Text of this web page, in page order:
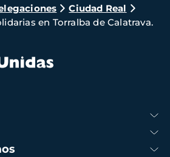
Ciudad Real
en Torralba de Calatrava.